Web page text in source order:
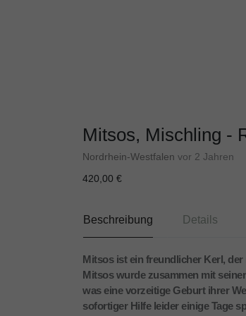
Mitsos, Mischling -
Nordrhein-Westfalen vor 2 Jahren
420,00 €
Beschreibung Details
Mitsos ist ein freundlicher Kerl,
Mitsos wurde zusammen mit
was eine vorzeitige Geburt ihrer
sofortiger Hilfe leider einige Tage